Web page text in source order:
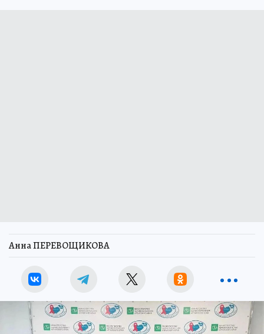
Анна ПЕРЕВОЩИКОВА